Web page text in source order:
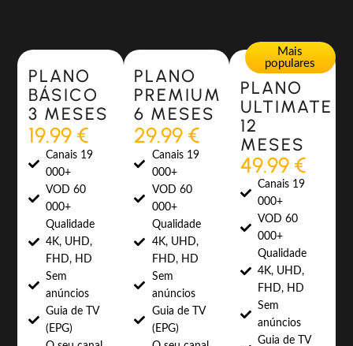
Most Popular
PLANO
BÁSICO
3 MESES
19.99 €
Canais 19
000+
VOD 60
000+
Qualidade
4K, UHD,
FHD, HD
Sem
anúncios
Guia de TV
(EPG)
Most Popular
PLANO
PREMIUM
6 MESES
29.99 €
Canais 19
000+
VOD 60
000+
Qualidade
4K, UHD,
FHD, HD
Sem
anúncios
Guia de TV
(EPG)
Mais
populares
PLANO
ULTIMATE
12
MESES
49.99 €
Canais 19
000+
VOD 60
000+
Qualidade
4K, UHD,
FHD, HD
Sem
anúncios
Guia de TV